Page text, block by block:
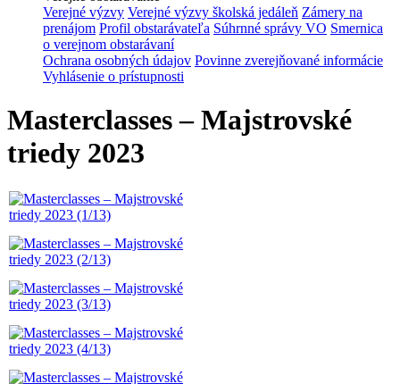
Verejné výzvy Verejné výzvy školská jedáleň Zámery na
prenájom Profil obstarávateľa Súhrnné správy VO Smernica
o verejnom obstarávaní
Ochrana osobných údajov Povinne zverejňované informácie
Vyhlásenie o prístupnosti
Masterclasses – Majstrovské
triedy 2023